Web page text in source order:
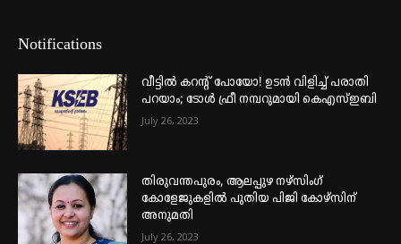
Notifications
വീട്ടില്‍ കറന്റ് പോയോ! ഉടന്‍ വിളിച്ച് പരാതി
പറയാം; ടോള്‍ ഫ്രീ നമ്പറുമായി കെഎസ്ഇബി
July 26, 2023
തിരുവന്തപുരം, ആലപ്പുഴ നഴ്‌സിംഗ്
കോളേജുകളില്‍ പുതിയ പിജി കോഴ്‌സിന്
അനുമതി
July 26, 2023